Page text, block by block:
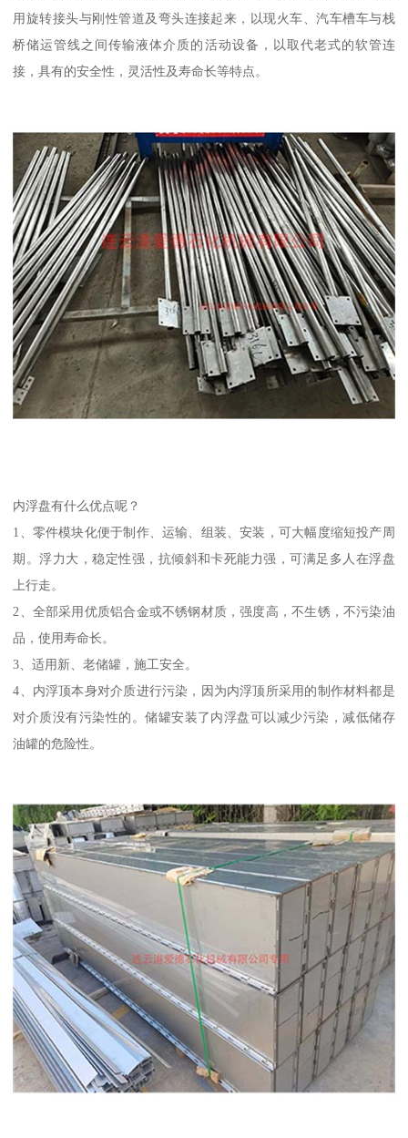
用旋转接头与刚性管道及弯头连接起来，以现火车、汽车槽车与栈
桥储运管线之间传输液体介质的活动设备，以取代老式的软管连
接，具有的安全性，灵活性及寿命长等特点。
内浮盘有什么优点呢？
1、零件模块化便于制作、运输、组装、安装，可大幅度缩短投产周
期。浮力大，稳定性强，抗倾斜和卡死能力强，可满足多人在浮盘
上行走。
2、全部采用优质铝合金或不锈钢材质，强度高，不生锈，不污染油
品，使用寿命长。
3、适用新、老储罐，施工安全。
4、内浮顶本身对介质进行污染，因为内浮顶所采用的制作材料都是
对介质没有污染性的。储罐安装了内浮盘可以减少污染，减低储存
油罐的危险性。